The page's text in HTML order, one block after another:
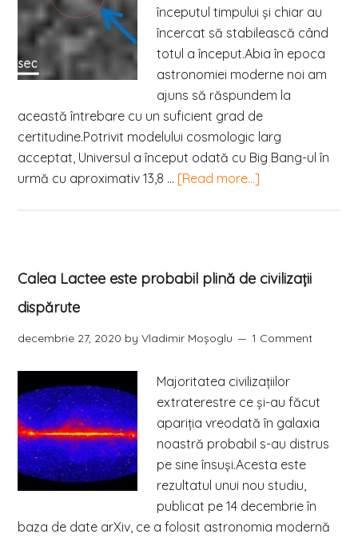
începutul timpului şi chiar au
încercat să stabilească când
totul a început.Abia în epoca
astronomiei moderne noi am
ajuns să răspundem la
această întrebare cu un suficient grad de
certitudine.Potrivit modelului cosmologic larg
acceptat, Universul a început odată cu Big Bang-ul în
urmă cu aproximativ 13,8 … [Read more...]
Calea Lactee este probabil plină de civilizații
dispărute
decembrie 27, 2020 byVladimir Moşoglu 1 Comment
Majoritatea civilizațiilor
extraterestre ce şi-au făcut
apariția vreodată în galaxia
noastră probabil s-au distrus
pe sine însuși.Acesta este
rezultatul unui nou studiu,
publicat pe 14 decembrie în
baza de date arXiv, ce a folosit astronomia modernă